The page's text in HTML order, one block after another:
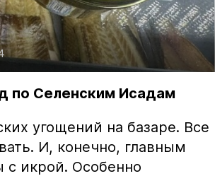
по Селенским Исадам
угощений на базаре. Все
И, конечно, главным
с икрой. Особенно